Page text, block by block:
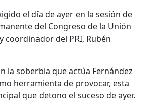
el día de ayer en la sesión de
del Congreso de la Unión
coordinador del PRI, Rubén
la soberbia que actúa Fernández
herramienta de provocar, esta
que detono el suceso de ayer.